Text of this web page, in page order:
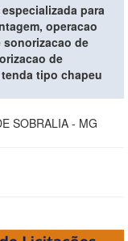
para
operacao
sonorizacao de
de
tipo chapeu
SOBRALIA - MG